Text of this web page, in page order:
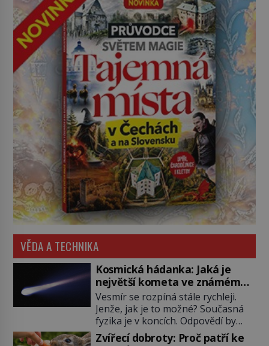
VĚDA A TECHNIKA
Kosmická hádanka: Jaká je
největší kometa ve známém
vesmíru?
Vesmír se rozpíná stále rychleji.
Jenže, jak je to možné? Současná
fyzika je v koncích. Odpovědí by
mohla být hypotetická temná
Zvířecí dobroty: Proč patří ke